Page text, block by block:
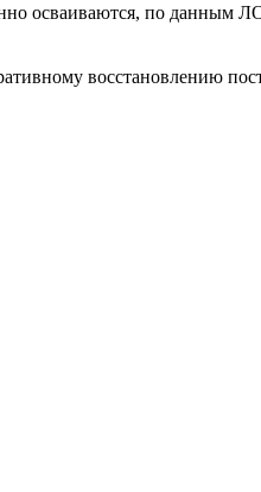
осваиваются, по данным
восстановлению